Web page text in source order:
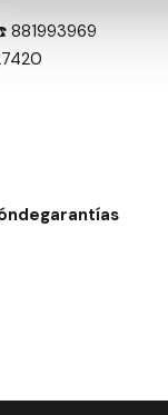
881993969